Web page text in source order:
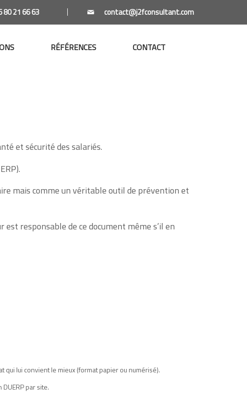
80 21 66 63
RÉFÉRENCES CONTACT
et sécurité des salariés.
mais comme un véritable outil de prévention et
responsable de ce document même s’il en
qui lui convient le mieux (format papier ou numérisé).
par site.